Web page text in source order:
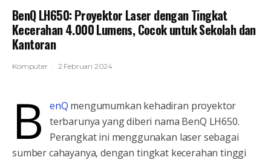
BenQ LH650: Proyektor Laser dengan Tingkat
Kecerahan 4.000 Lumens, Cocok untuk Sekolah dan
Kantoran
Komputer · 2 Februari 2024
B enQ mengumumkan kehadiran proyektor
terbarunya yang diberi nama BenQ LH650.
Perangkat ini menggunakan laser sebagai
sumber cahayanya, dengan tingkat kecerahan tinggi